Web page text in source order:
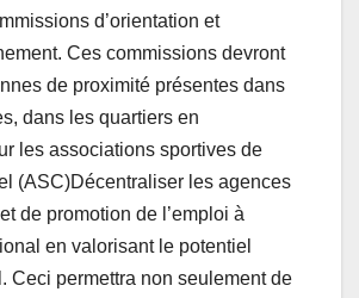
d’orientation et
Ces commissions devront
de proximité présentes dans
dans les quartiers en
les associations sportives de
(ASC)Décentraliser les agences
de promotion de l’emploi à
en valorisant le potentiel
Ceci permettra non seulement de